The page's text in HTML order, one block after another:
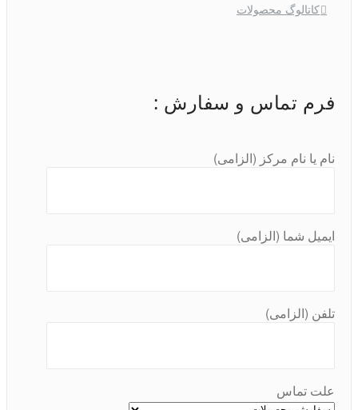
کاتالوگ محصولات
فرم تماس و سفارش :
نام یا نام مرکز (الزامی)
ایمیل شما (الزامی)
تلفن (الزامی)
علت تماس